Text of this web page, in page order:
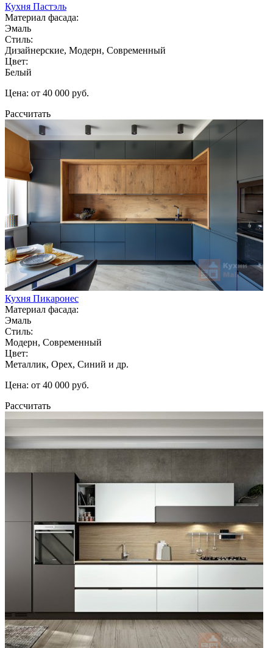
Кухня Пастэль
Материал фасада:
Эмаль
Стиль:
Дизайнерские, Модерн, Современный
Цвет:
Белый
Цена: от 40 000 руб.
Рассчитать
Кухня Пикаронес
Материал фасада:
Эмаль
Стиль:
Модерн, Современный
Цвет:
Металлик, Орех, Синий и др.
Цена: от 40 000 руб.
Рассчитать